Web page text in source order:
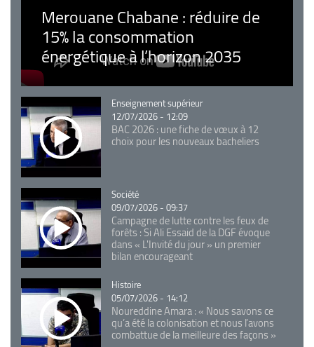
Merouane Chabane : réduire de
15% la consommation
énergétique à l’horizon 2035
Catégorie
Enseignement supérieur
12/07/2026 - 12:09
BAC 2026 : une fiche de vœux à 12
choix pour les nouveaux bacheliers
Catégorie
Société
09/07/2026 - 09:37
Campagne de lutte contre les feux de
forêts : Si Ali Essaid de la DGF évoque
dans « L'Invité du jour » un premier
bilan encourageant
Catégorie
Histoire
05/07/2026 - 14:12
Noureddine Amara : « Nous savons ce
qu’a été la colonisation et nous l’avons
combattue de la meilleure des façons »